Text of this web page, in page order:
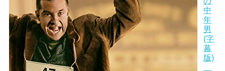
中
年
男
(字
幕
版)